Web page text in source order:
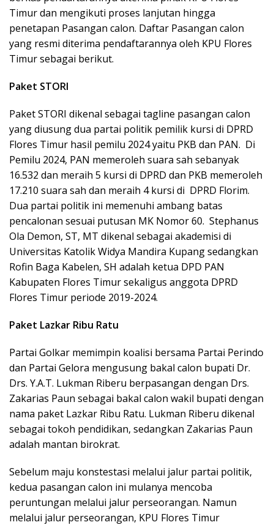
Timur dan mengikuti proses lanjutan hingga
penetapan Pasangan calon. Daftar Pasangan calon
yang resmi diterima pendaftarannya oleh KPU Flores
Timur sebagai berikut.
Paket STORI
Paket STORI dikenal sebagai tagline pasangan calon
yang diusung dua partai politik pemilik kursi di DPRD
Flores Timur hasil pemilu 2024 yaitu PKB dan PAN. Di
Pemilu 2024, PAN memeroleh suara sah sebanyak
16.532 dan meraih 5 kursi di DPRD dan PKB memeroleh
17.210 suara sah dan meraih 4 kursi di DPRD Florim.
Dua partai politik ini memenuhi ambang batas
pencalonan sesuai putusan MK Nomor 60. Stephanus
Ola Demon, ST, MT dikenal sebagai akademisi di
Universitas Katolik Widya Mandira Kupang sedangkan
Rofin Baga Kabelen, SH adalah ketua DPD PAN
Kabupaten Flores Timur sekaligus anggota DPRD
Flores Timur periode 2019-2024.
Paket Lazkar Ribu Ratu
Partai Golkar memimpin koalisi bersama Partai Perindo
dan Partai Gelora mengusung bakal calon bupati Dr.
Drs. Y.A.T. Lukman Riberu berpasangan dengan Drs.
Zakarias Paun sebagai bakal calon wakil bupati dengan
nama paket Lazkar Ribu Ratu. Lukman Riberu dikenal
sebagai tokoh pendidikan, sedangkan Zakarias Paun
adalah mantan birokrat.
Sebelum maju konstestasi melalui jalur partai politik,
kedua pasangan calon ini mulanya mencoba
peruntungan melalui jalur perseorangan. Namun
melalui jalur perseorangan, KPU Flores Timur